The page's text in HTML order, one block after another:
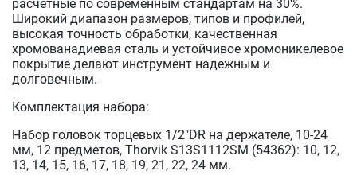
расчетные по современным стандартам на 30%.
Широкий диапазон размеров, типов и профилей,
высокая точность обработки, качественная
хромованадиевая сталь и устойчивое хромоникелевое
покрытие делают инструмент надежным и
долговечным.
Комплектация набора:
Набор головок торцевых 1/2"DR на держателе, 10-24
мм, 12 предметов, Thorvik S13S1112SM (54362): 10, 12,
13, 14, 15, 16, 17, 18, 19, 21, 22, 24 мм.